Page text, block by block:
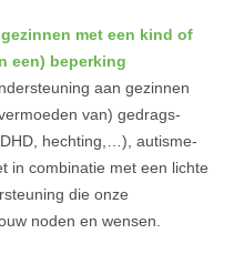
met een kind of
een) beperking
aan gezinnen
van) gedrags-
hechting,…), autisme-
in combinatie met een lichte
die onze
noden en wensen.